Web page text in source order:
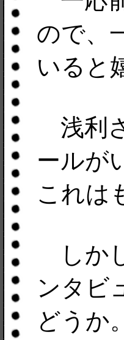
ので、
いると
浅利
ールが
これは
しか
ンタビ
どうか